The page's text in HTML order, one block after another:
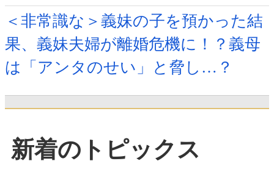
＜非常識な＞義妹の子を預かった結
果、義妹夫婦が離婚危機に！？義母
は「アンタのせい」と脅し…？
新着のトピックス